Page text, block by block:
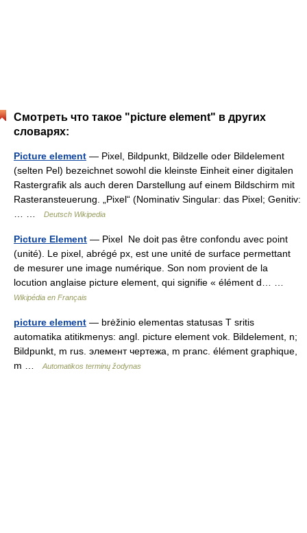
Смотреть что такое "picture element" в других
словарях:
Picture element — Pixel, Bildpunkt, Bildzelle oder Bildelement
(selten Pel) bezeichnet sowohl die kleinste Einheit einer digitalen
Rastergrafik als auch deren Darstellung auf einem Bildschirm mit
Rasteransteuerung. „Pixel“ (Nominativ Singular: das Pixel; Genitiv:
Deutsch Wikipedia
Picture Element — Pixel Ne doit pas être confondu avec point
(unité). Le pixel, abrégé px, est une unité de surface permettant
de mesurer une image numérique. Son nom provient de la
locution anglaise picture element, qui signifie « élément d… …
Wikipédia en Français
picture element — brėžinio elementas statusas T sritis
automatika atitikmenys: angl. picture element vok. Bildelement, n;
Bildpunkt, m rus. элемент чертежа, m pranc. élément graphique,
m …
Automatikos terminų žodynas